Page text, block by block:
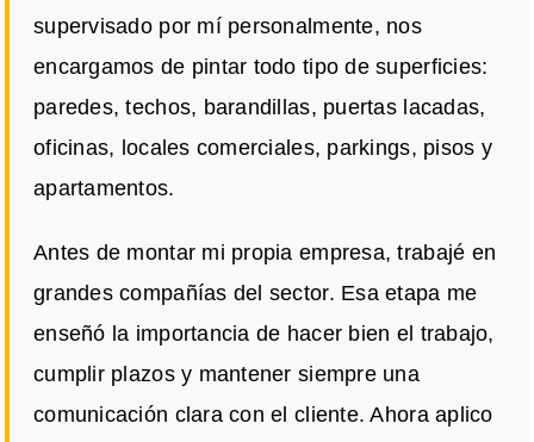
supervisado por mí personalmente, nos
encargamos de pintar todo tipo de superficies:
paredes, techos, barandillas, puertas lacadas,
oficinas, locales comerciales, parkings, pisos y
apartamentos.
Antes de montar mi propia empresa, trabajé en
grandes compañías del sector. Esa etapa me
enseñó la importancia de hacer bien el trabajo,
cumplir plazos y mantener siempre una
comunicación clara con el cliente. Ahora aplico